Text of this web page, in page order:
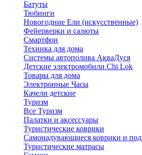
Батуты
Тюбинги
Новогодние Ели (искусственные)
Фейерверки и салюты
Смартфон
Техника для дома
Системы автополива АкваДуся
Детские электромобили Chi Lok
Товары для дома
Электронные Часы
Качели детские
Туризм
Все Туризм
Палатки и аксессуары
Туристические коврики
Самонадувающиеся коврики и
Туристические матрасы